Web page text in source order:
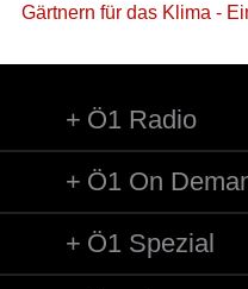
Gärtnern für das Klima -
Ö1 Radio
Ö1 On
Ö1 Spezial